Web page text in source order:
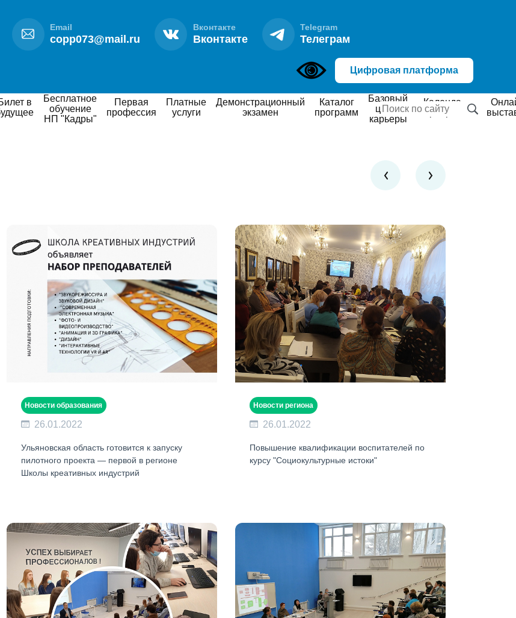
Email
copp073@mail.ru
Вконтакте
Вконтакте
Telegram
Телеграм
Цифровая платформа
в
Бесплатное
обучение
НП "Кадры"
Первая
профессия
Платные
услуги
Демонстрационный
экзамен
Каталог
программ
Базовый
центр
карьеры
Календарь
мероприятий
Онлайн
Новости образования
26.01.2022
Ульяновская область готовится к запуску
пилотного проекта — первой в регионе
Школы креативных индустрий
Новости региона
26.01.2022
Повышение квалификации воспитателей по
курсу "Социокультурные истоки"